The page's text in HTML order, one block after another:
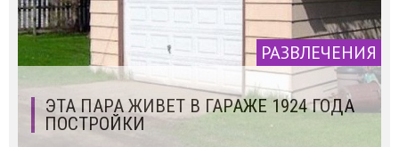
РАЗВЛЕЧЕНИЯ
ЭТА ПАРА ЖИВЕТ В ГАРАЖЕ 1924 ГОДА
ПОСТРОЙКИ